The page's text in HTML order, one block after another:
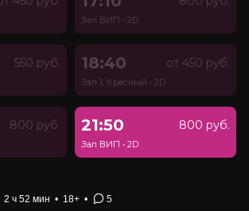
Зал ВИП • 2D
550 руб. 18:40 от 450 руб.
Зал 1, Красный • 2D
800 руб. 21:50 800 руб.
Зал ВИП • 2D
2 ч 52 мин • 18+ • 5